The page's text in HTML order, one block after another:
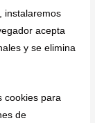
instalaremos
acepta
y se elimina
cookies para
de